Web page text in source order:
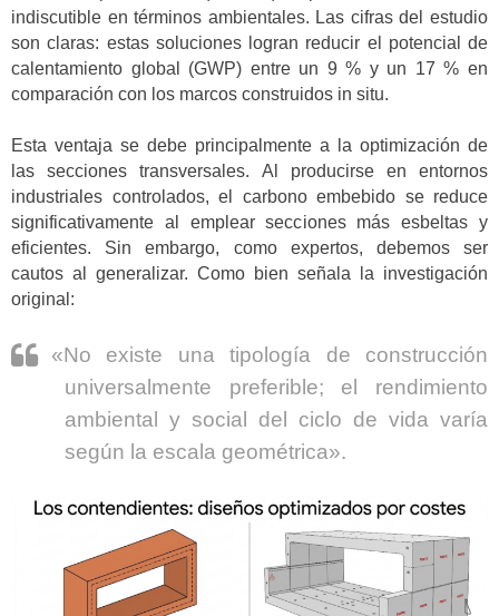
indiscutible en términos ambientales. Las cifras del estudio
son claras: estas soluciones logran reducir el potencial de
calentamiento global (GWP) entre un 9 % y un 17 % en
comparación con los marcos construidos in situ.
Esta ventaja se debe principalmente a la optimización de
las secciones transversales. Al producirse en entornos
industriales controlados, el carbono embebido se reduce
significativamente al emplear secciones más esbeltas y
eficientes. Sin embargo, como expertos, debemos ser
cautos al generalizar. Como bien señala la investigación
original:
«No existe una tipología de construcción
universalmente preferible; el rendimiento
ambiental y social del ciclo de vida varía
según la escala geométrica».